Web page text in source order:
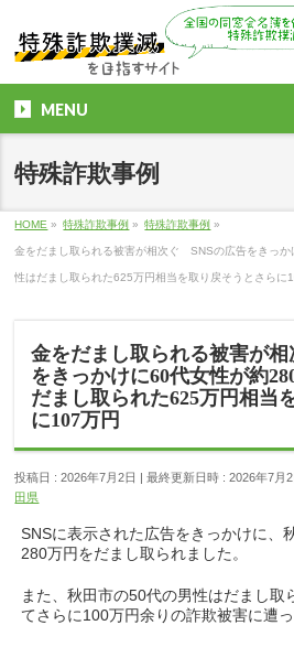
MENU
特殊詐欺事例
HOME » 特殊詐欺事例 » 特殊詐欺事例 »
金をだまし取られる被害が相次ぐ SNSの広告をきっ
性はだまし取られた625万円相当を取り戻そうとさらに
金をだまし取られる被害が
をきっかけに60代女性が約
だまし取られた625万円相当
に107万円
投稿日 : 2026年7月2日 最終更新日時 : 2026年7月2
田県
SNSに表示された広告をきっかけに、
280万円をだまし取られました。
また、秋田市の50代の男性はだまし取
てさらに100万円余りの詐欺被害に遭っ